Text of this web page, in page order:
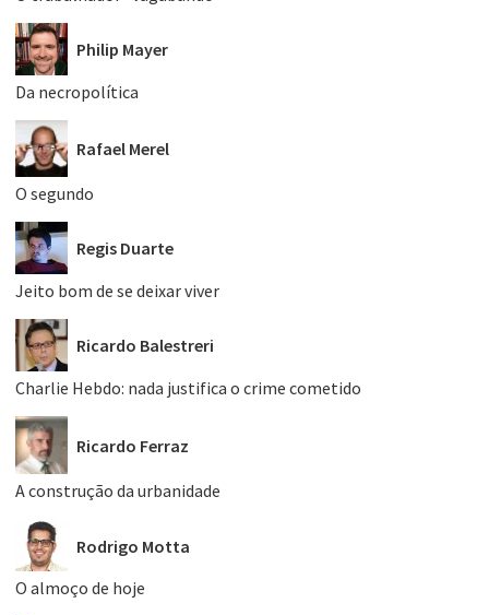
Philip Mayer
Da necropolítica
Rafael Merel
O segundo
Regis Duarte
Jeito bom de se deixar viver
Ricardo Balestreri
Charlie Hebdo: nada justifica o crime cometido
Ricardo Ferraz
A construção da urbanidade
Rodrigo Motta
O almoço de hoje